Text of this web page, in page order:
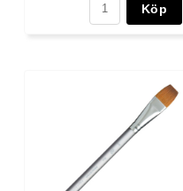
Köp